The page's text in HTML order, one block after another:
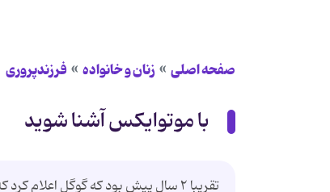
صفحه اصلی زنان و خانواده فرزندپروری
با موتوایکس آشنا شوید